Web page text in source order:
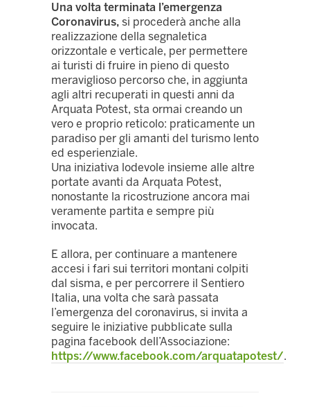
Una volta terminata l’emergenza
Coronavirus, si procederà anche alla
realizzazione della segnaletica
orizzontale e verticale, per permettere
ai turisti di fruire in pieno di questo
meraviglioso percorso che, in aggiunta
agli altri recuperati in questi anni da
Arquata Potest, sta ormai creando un
vero e proprio reticolo: praticamente un
paradiso per gli amanti del turismo lento
ed esperienziale.
Una iniziativa lodevole insieme alle altre
portate avanti da Arquata Potest,
nonostante la ricostruzione ancora mai
veramente partita e sempre più
invocata.
E allora, per continuare a mantenere
accesi i fari sui territori montani colpiti
dal sisma, e per percorrere il Sentiero
Italia, una volta che sarà passata
l’emergenza del coronavirus, si invita a
seguire le iniziative pubblicate sulla
pagina facebook dell’Associazione:
https://www.facebook.com/arquatapotest/.